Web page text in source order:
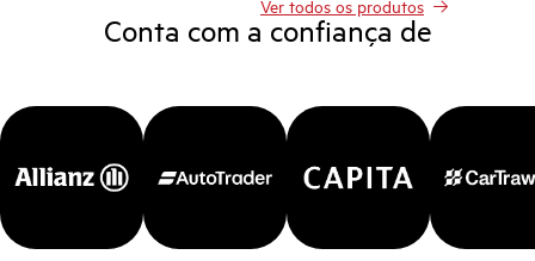
Ver todos os produtos
Conta com a confiança de